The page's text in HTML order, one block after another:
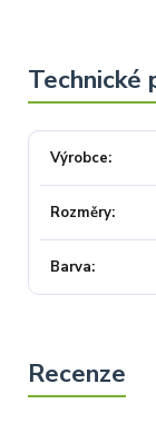
Výrobce
Rozměry
Barva